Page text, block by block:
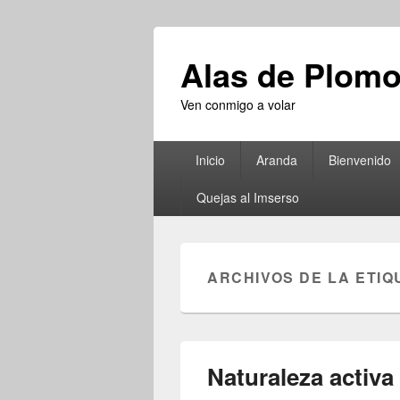
Alas de Plomo
Ven conmigo a volar
principalInicio Aranda Bienvenido
Quejas al Imserso
ARCHIVOS DE LA
Naturaleza activa